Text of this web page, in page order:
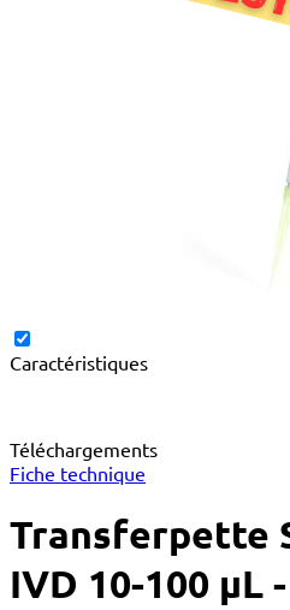
Caractéristiques
Téléchargements
Fiche technique
Transferpette
IVD 10-100 µL